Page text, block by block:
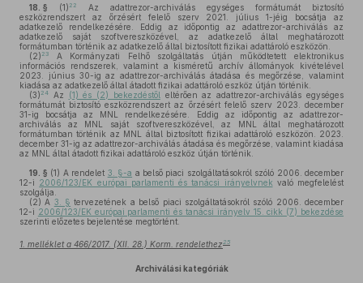
18. § (1) 22
Az adattrezor-archiválás egységes formátumát biztosító
eszközrendszert az őrzésért felelő szerv 2021. július 1-jéig bocsátja az
adatkezelő rendelkezésére. Eddig az időpontig az adattrezor-archiválás az
adatkezelő saját szoftvereszközével, az adatkezelő által meghatározott
formátumban történik az adatkezelő által biztosított fizikai adattároló eszközön.
(2) 23
A Kormányzati Felhő szolgáltatás útján működtetett elektronikus
információs rendszerek, valamint a kisméretű archív állományok kivételével
2023. június 30-ig az adattrezor-archiválás átadása és megőrzése, valamint
kiadása az adatkezelő által átadott fizikai adattároló eszköz útján történik.
(3) 24 Az (1) és (2) bekezdéstől eltérően az adattrezor-archiválás egységes
formátumát biztosító eszközrendszert az őrzésért felelő szerv 2023. december
31-ig bocsátja az MNL rendelkezésére. Eddig az időpontig az adattrezor-
archiválás az MNL saját szoftvereszközével, az MNL által meghatározott
formátumban történik az MNL által biztosított fizikai adattároló eszközön. 2023.
december 31-ig az adattrezor-archiválás átadása és megőrzése, valamint kiadása
az MNL által átadott fizikai adattároló eszköz útján történik.
19. § (1) A rendelet 3. §-a a belső piaci szolgáltatásokról szóló 2006. december
12-i 2006/123/EK európai parlamenti és tanácsi irányelvnek való megfelelést
szolgálja.
(2) A 3. § tervezetének a belső piaci szolgáltatásokról szóló 2006. december
12-i 2006/123/EK európai parlamenti és tanácsi irányelv 15. cikk (7) bekezdése
szerinti előzetes bejelentése megtörtént.
1. melléklet a 466/2017. (XII. 28.) Korm. rendelethez 25
Archiválási kategóriák